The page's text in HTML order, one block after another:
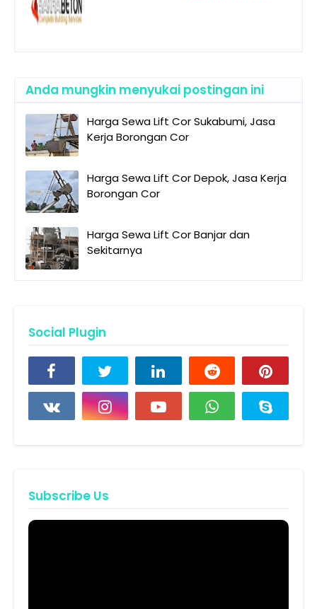
Anda mungkin menyukai postingan ini
Harga Sewa Lift Cor Sukabumi, Jasa
Kerja Borongan Cor
Harga Sewa Lift Cor Depok, Jasa Kerja
Borongan Cor
Harga Sewa Lift Cor Banjar dan
Sekitarnya
Social Plugin
Subscribe Us